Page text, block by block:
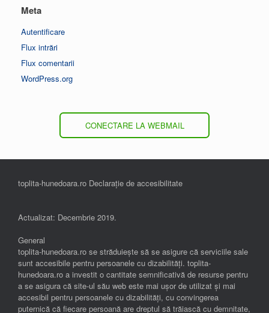
Meta
Autentificare
Flux intrări
Flux comentarii
WordPress.org
CONECTARE LA WEBMAIL
toplita-hunedoara.ro Declarație de accesibilitate
Actualizat: Decembrie 2019.
General
toplita-hunedoara.ro se străduiește să se asigure că serviciile sale
sunt accesibile pentru persoanele cu dizabilități. toplita-
hunedoara.ro a investit o cantitate semnificativă de resurse pentru
a se asigura că site-ul său web este mai ușor de utilizat și mai
accesibil pentru persoanele cu dizabilități, cu convingerea
puternică că fiecare persoană are dreptul să trăiască cu demnitate,